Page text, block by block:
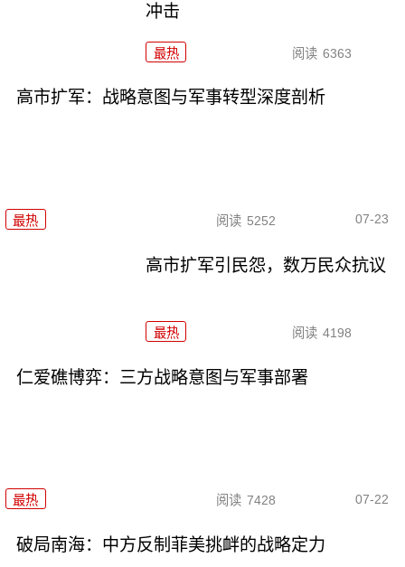
冲击
最热 阅读 6363
高市扩军：战略意图与军事转型深度剖析
最热 阅读 5252 07-23
高市扩军引民怨，数万民众抗议
最热 阅读 4198
仁爱礁博弈：三方战略意图与军事部署
最热 阅读 7428 07-22
破局南海：中方反制菲美挑衅的战略定力